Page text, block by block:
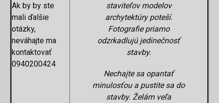
Ak by by ste
mali ďalšie
otázky,
neváhajte ma
kontaktovať
0940200424
staviteľov modelov
archytektúry poteší.
Fotografie priamo
odzrkadlujú jedinečnosť
stavby.
Nechajte sa opantať
minulosťou a pustite sa do
stavby. Želám veľa